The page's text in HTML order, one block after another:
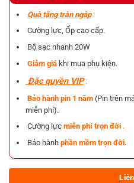
Quà tặng tràn ngập:
Cường lực, Ốp cao cấp.
Bộ sạc nhanh 20W
Giảm giá khi mua phụ kiện.
Đặc quyền VIP:
Bảo hành pin 1 năm (Pin trên
miễn phí).
Cường lực miễn phí trọn đời.
Bảo hành phần mềm trọn đời.